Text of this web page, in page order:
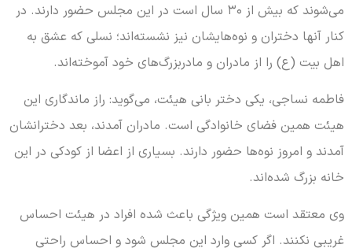
می‌شوند که بیش از ۳۰ سال است در این مجلس حضور دارند. در
کنار آنها دختران و نوه‌هایشان نیز نشسته‌اند؛ نسلی که عشق به
اهل بیت (ع) را از مادران و مادربزرگ‌های خود آموخته‌اند.
فاطمه نساجی، یکی دختر بانی هیئت، می‌گوید: راز ماندگاری این
هیئت همین فضای خانوادگی است. مادران آمدند، بعد دخترانشان
آمدند و امروز نوه‌ها حضور دارند. بسیاری از اعضا از کودکی در این
خانه بزرگ شده‌اند.
وی معتقد است همین ویژگی باعث شده افراد در هیئت احساس
غریبی نکنند. اگر کسی وارد این مجلس شود و احساس راحتی